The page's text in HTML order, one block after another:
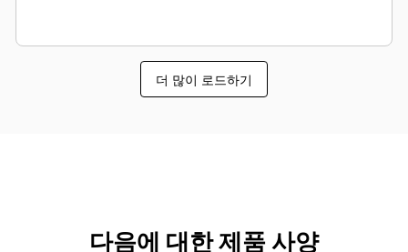
더 많이 로드하기
다음에 대한 제품 사양